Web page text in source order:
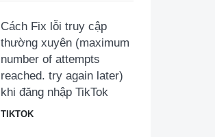
Cách Fix lỗi truy cập
thường xuyên (maximum
number of attempts
reached. try again later)
khi đăng nhập TikTok
TIKTOK